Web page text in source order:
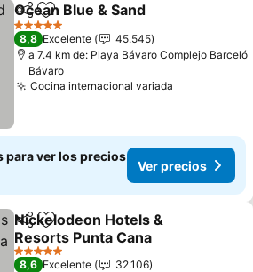
CompartirAñadir a favoritos
Ocean Blue & Sand
5 Estrellas
8,8 Excelente
45.545
a 7.4 km de: Playa Bávaro Complejo Barceló
Bávaro
Cocina internacional variada
para ver los precios
Ver precios
CompartirAñadir a favoritos
Nickelodeon Hotels &
Resorts Punta Cana
5 Estrellas
8,6 Excelente
32.106